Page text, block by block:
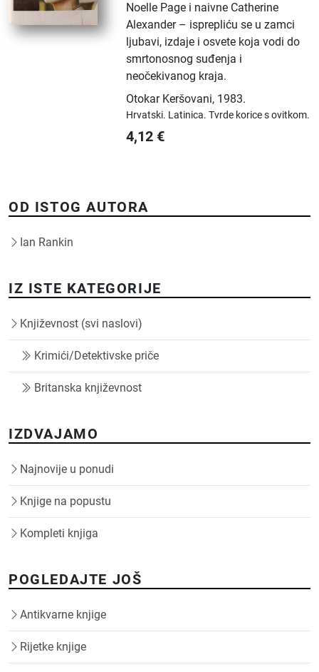
Noelle Page i naivne Catherine
Alexander – isprepliću se u zamci
ljubavi, izdaje i osvete koja vodi do
smrtonosnog suđenja i
neočekivanog kraja.
Otokar Keršovani, 1983.
Hrvatski. Latinica.Tvrde korice s ovitkom.
4,12 €
OD ISTOG AUTORA
Ian Rankin
IZ ISTE KATEGORIJE
Književnost (svi naslovi)
Krimići/Detektivske priče
Britanska književnost
IZDVAJAMO
Najnovije u ponudi
Knjige na popustu
Kompleti knjiga
POGLEDAJTE JOŠ
Antikvarne knjige
Rijetke knjige